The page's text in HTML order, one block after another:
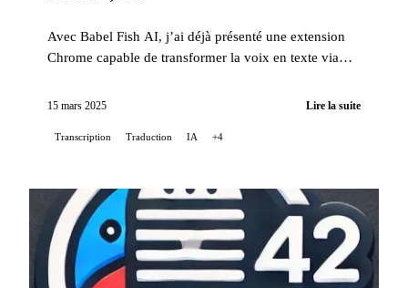
Avec Babel Fish AI, j’ai déjà présenté une extension
Chrome capable de transformer la voix en texte via
traduct...
15 mars 2025 Lire la suite
Transcription Traduction IA +4